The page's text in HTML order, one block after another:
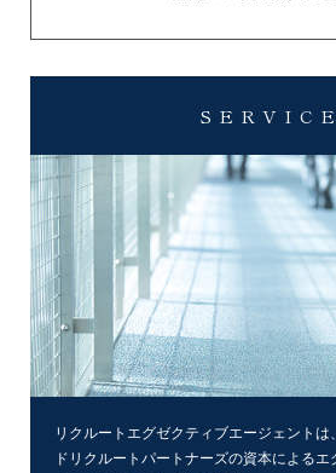
SERVICE
リクルートエグゼクティブエージェントは
ドリクルートパートナーズの資本によるエ